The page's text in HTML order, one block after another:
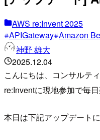
AWS re:Invent 2025
APIGateway Amazon
神野 雄大
2025.12.04
こんにちは、コンサルテ
re:Inventに現地参加で毎
本日は下記アップデート